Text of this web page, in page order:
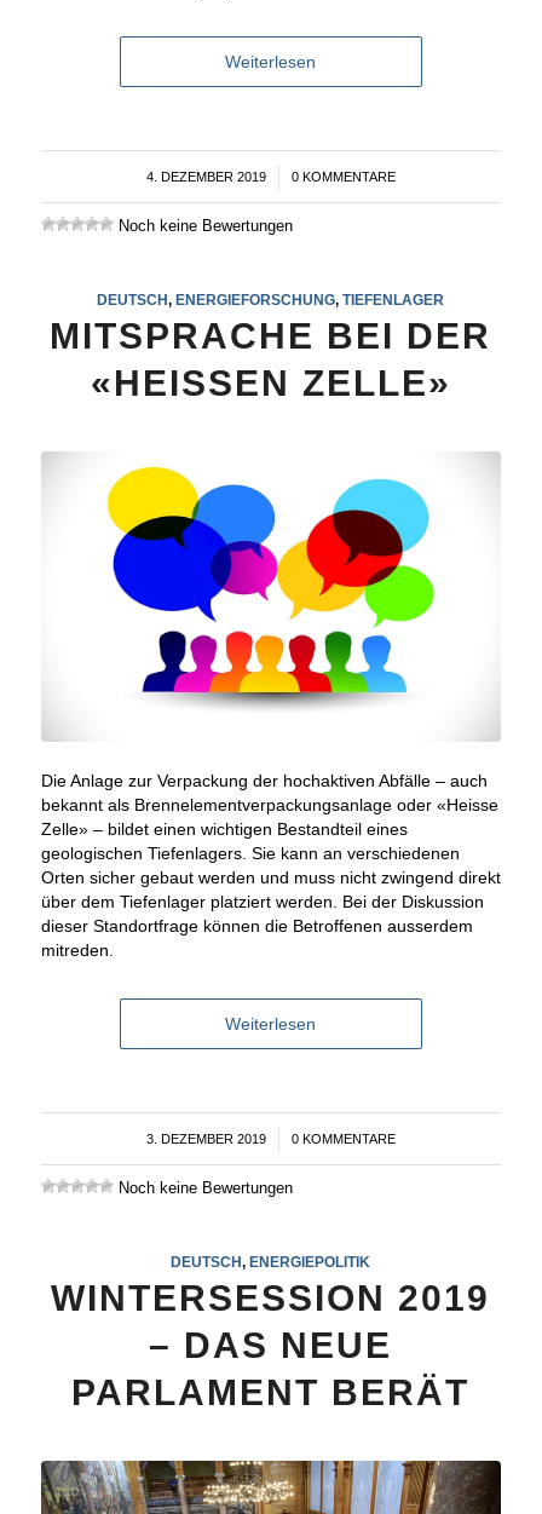
Weiterlesen
4. DEZEMBER 2019
/ 0 KOMMENTARE
Noch keine Bewertungen
DEUTSCH, ENERGIEFORSCHUNG,TIEFENLAGER
MITSPRACHE BEI DER
«HEISSEN ZELLE»
Die Anlage zur Verpackung der hochaktiven Abfälle – auch
bekannt als Brennelementverpackungsanlage oder «Heisse
Zelle» – bildet einen wichtigen Bestandteil eines
geologischen Tiefenlagers. Sie kann an verschiedenen
Orten sicher gebaut werden und muss nicht zwingend direkt
über dem Tiefenlager platziert werden. Bei der Diskussion
dieser Standortfrage können die Betroffenen ausserdem
mitreden.
Weiterlesen
3. DEZEMBER 2019
/ 0 KOMMENTARE
Noch keine Bewertungen
DEUTSCH, ENERGIEPOLITIK
WINTERSESSION 2019
– DAS NEUE
PARLAMENT BERÄT